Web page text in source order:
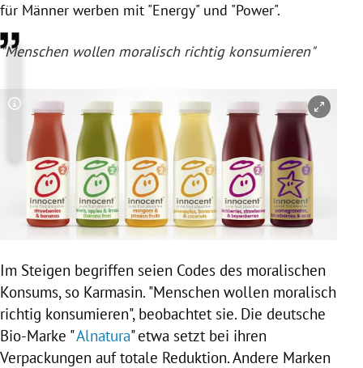
für Männer werben mit "Energy" und "Power".
"Menschen wollen moralisch richtig konsumieren"
Copyright-Hinweis öffnen/schließen
Im Steigen begriffen seien Codes des moralischen
Konsums, so Karmasin. "Menschen wollen moralisch
richtig konsumieren", beobachtet sie. Die deutsche
Bio-Marke "Alnatura" etwa setzt bei ihren
Verpackungen auf totale Reduktion. Andere Marken